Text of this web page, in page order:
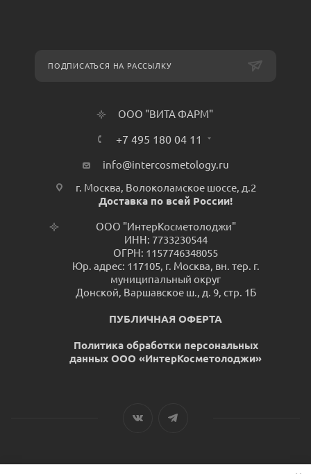
ПОДПИСАТЬСЯ НА РАССЫЛКУ
ООО "ВИТА ФАРМ"
+7 495 180 04 11
info@intercosmetology.ru
г. Москва, Волоколамское шоссе, д.2
Доставка по всей России!
ООО "ИнтерКосметолоджи"
ИНН: 7733230544
ОГРН: 1157746348055
Юр. адрес: 117105, г. Москва, вн. тер. г.
муниципальный округ
Донской, Варшавское ш., д. 9, стр. 1Б
ПУБЛИЧНАЯ ОФЕРТА
Политика обработки персональных
данных ООО «ИнтерКосметолоджи»